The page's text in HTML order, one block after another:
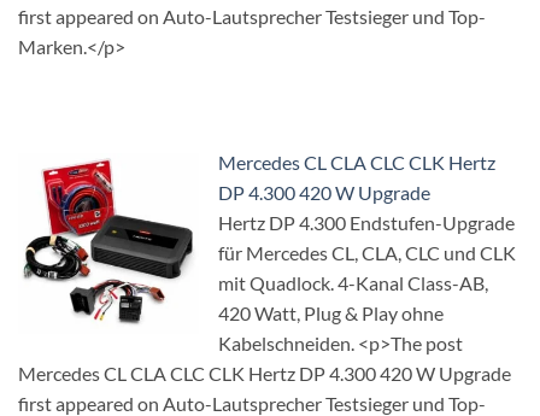
first appeared on Auto-Lautsprecher Testsieger und Top-
Marken.</p>
Mercedes CL CLA CLC CLK Hertz
DP 4.300 420 W Upgrade
Hertz DP 4.300 Endstufen-Upgrade
für Mercedes CL, CLA, CLC und CLK
mit Quadlock. 4-Kanal Class-AB,
420 Watt, Plug & Play ohne
Kabelschneiden. <p>The post
Mercedes CL CLA CLC CLK Hertz DP 4.300 420 W Upgrade
first appeared on Auto-Lautsprecher Testsieger und Top-